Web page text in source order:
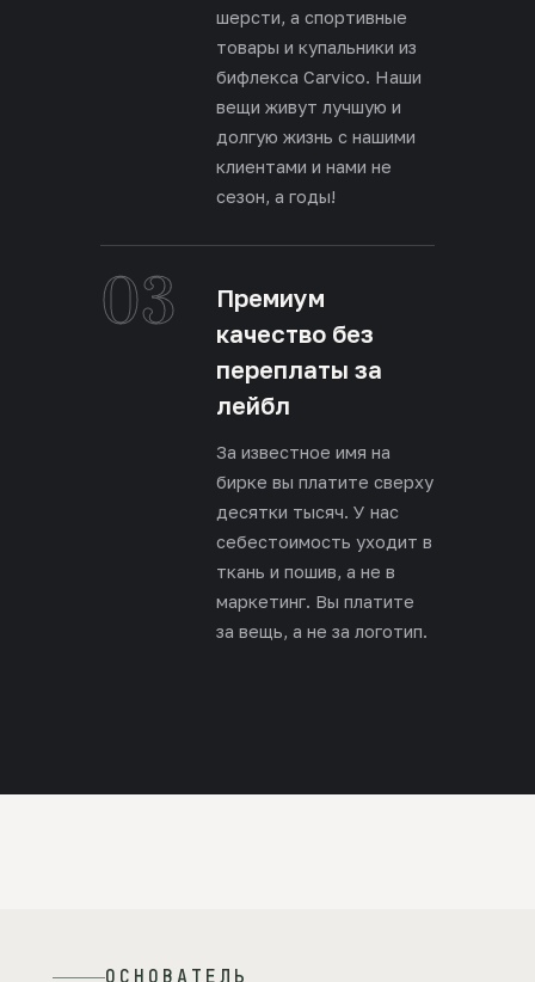
шерсти, а спортивные
товары и купальники из
бифлекса Carvico. Наши
вещи живут лучшую и
долгую жизнь с нашими
клиентами и нами не
сезон, а годы!
03
Премиум
качество без
переплаты за
лейбл
За известное имя на
бирке вы платите сверху
десятки тысяч. У нас
себестоимость уходит в
ткань и пошив, а не в
маркетинг. Вы платите
за вещь, а не за логотип.